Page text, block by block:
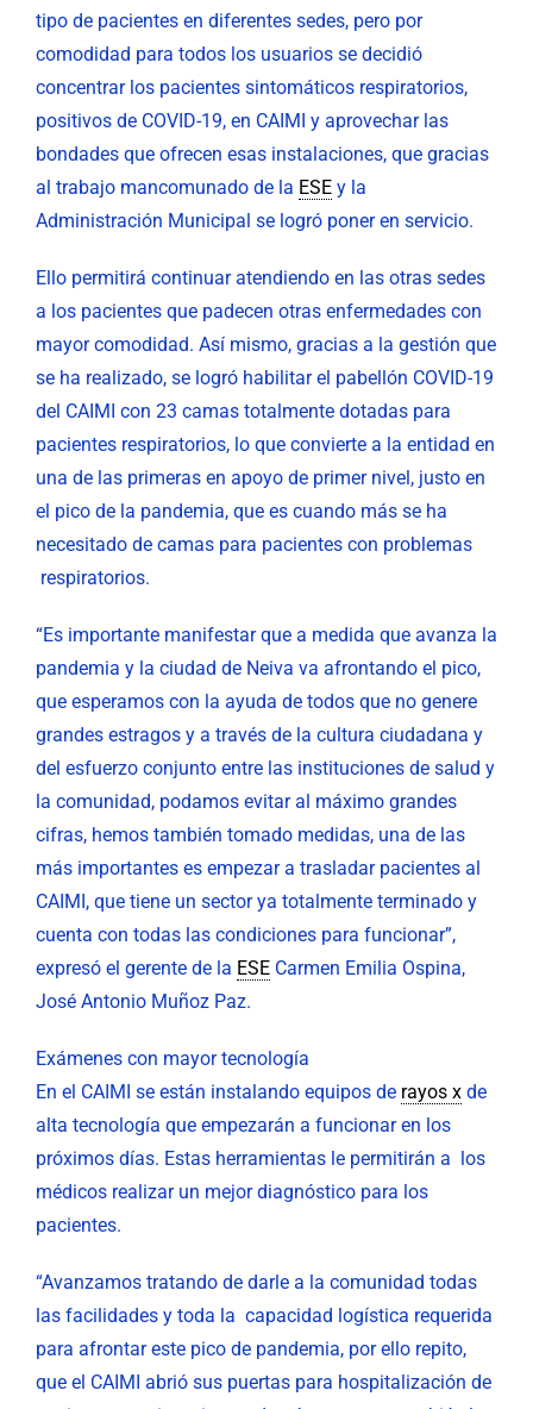
tipo de pacientes en diferentes sedes, pero por
comodidad para todos los usuarios se decidió
concentrar los pacientes sintomáticos respiratorios,
positivos de COVID-19, en CAIMI y aprovechar las
bondades que ofrecen esas instalaciones, que gracias
al trabajo mancomunado de la ESE y la
Administración Municipal se logró poner en servicio.
Ello permitirá continuar atendiendo en las otras sedes
a los pacientes que padecen otras enfermedades con
mayor comodidad. Así mismo, gracias a la gestión que
se ha realizado, se logró habilitar el pabellón COVID-19
del CAIMI con 23 camas totalmente dotadas para
pacientes respiratorios, lo que convierte a la entidad en
una de las primeras en apoyo de primer nivel, justo en
el pico de la pandemia, que es cuando más se ha
necesitado de camas para pacientes con problemas
respiratorios.
“Es importante manifestar que a medida que avanza la
pandemia y la ciudad de Neiva va afrontando el pico,
que esperamos con la ayuda de todos que no genere
grandes estragos y a través de la cultura ciudadana y
del esfuerzo conjunto entre las instituciones de salud y
la comunidad, podamos evitar al máximo grandes
cifras, hemos también tomado medidas, una de las
más importantes es empezar a trasladar pacientes al
CAIMI, que tiene un sector ya totalmente terminado y
cuenta con todas las condiciones para funcionar”,
expresó el gerente de la ESE Carmen Emilia Ospina,
José Antonio Muñoz Paz.
Exámenes con mayor tecnología
En el CAIMI se están instalando equipos de rayos x de
alta tecnología que empezarán a funcionar en los
próximos días. Estas herramientas le permitirán a los
médicos realizar un mejor diagnóstico para los
pacientes.
“Avanzamos tratando de darle a la comunidad todas
las facilidades y toda la capacidad logística requerida
para afrontar este pico de pandemia, por ello repito,
que el CAIMI abrió sus puertas para hospitalización de